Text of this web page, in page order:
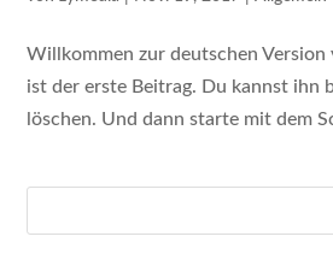
Willkommen zur deutschen Version
ist der erste Beitrag. Du kannst ihn
löschen. Und dann starte mit dem